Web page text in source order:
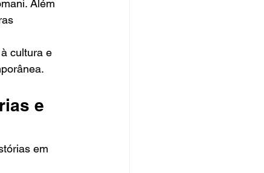
Além
cultura e
e
em